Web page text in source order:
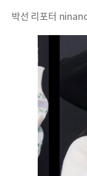
박선 리포터